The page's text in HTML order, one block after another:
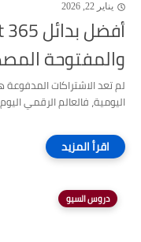
يناير 22, 2026
والمفتوحة
لم تعد الاشتراكات المدفوعة
اليومية، فالعالم الرقمي
دروس السيو